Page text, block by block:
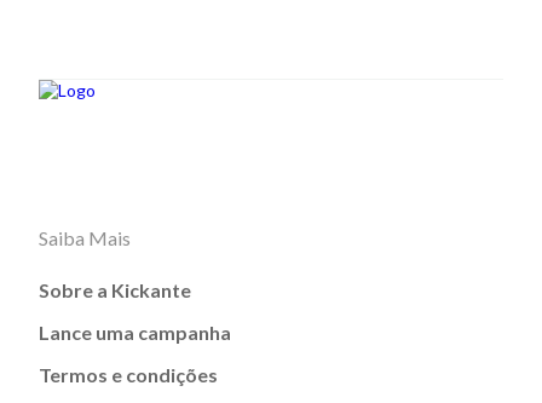
Saiba Mais
Sobre a Kickante
Lance uma campanha
Termos e condições